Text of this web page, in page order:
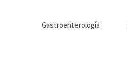
Gastroenterología